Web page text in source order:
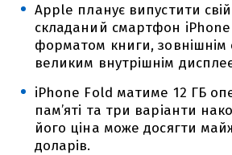
Apple планує випустити
складаний смартфон iPhone
форматом книги, зовнішнім
великим внутрішнім
iPhone Fold матиме 12 ГБ
пам’яті та три варіанти
його ціна може досягти
доларів.